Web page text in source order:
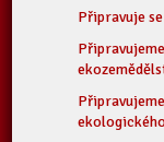
Připravuje